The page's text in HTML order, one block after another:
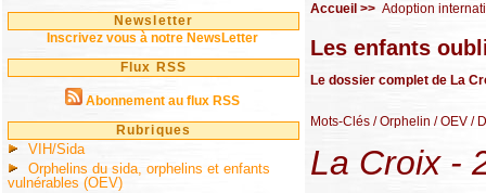
Newsletter
Inscrivez vous à notre NewsLetter
Flux RSS
Abonnement au flux RSS
Rubriques
VIH/Sida
Orphelins du sida, orphelins et enfants
vulnérables (OEV)
Accueil >> Adoption
Les enfants
Le dossier complet de La
Mots-Clés / Orphelin / OEV /
La Croix -